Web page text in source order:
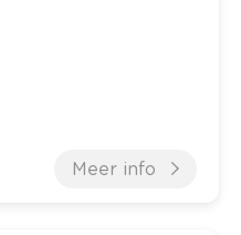
Meer info